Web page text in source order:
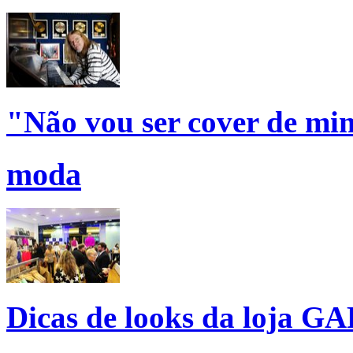
"Não vou ser cover de
moda
Dicas de looks da loja